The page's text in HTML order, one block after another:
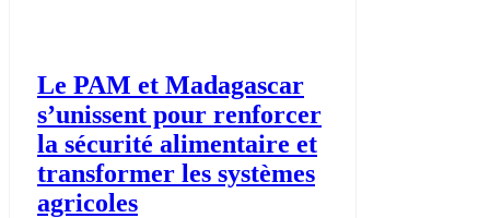
Le PAM et Madagascar
s’unissent pour renforcer
la sécurité alimentaire et
transformer les systèmes
agricoles